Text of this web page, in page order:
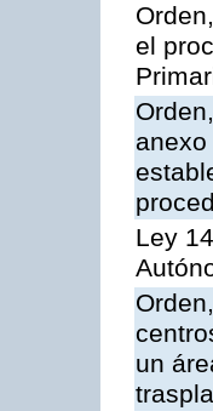
el
Ley
un